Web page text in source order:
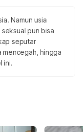
Namun usia
pun bisa
seputar
hingga
ini.